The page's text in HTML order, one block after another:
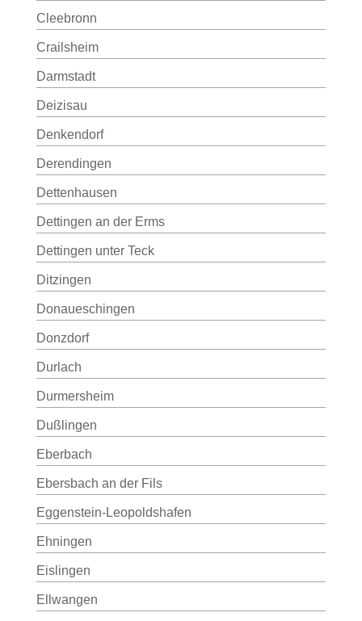
Cleebronn
Crailsheim
Darmstadt
Deizisau
Denkendorf
Derendingen
Dettenhausen
Dettingen an der Erms
Dettingen unter Teck
Ditzingen
Donaueschingen
Donzdorf
Durlach
Durmersheim
Dußlingen
Eberbach
Ebersbach an der Fils
Eggenstein-Leopoldshafen
Ehningen
Eislingen
Ellwangen